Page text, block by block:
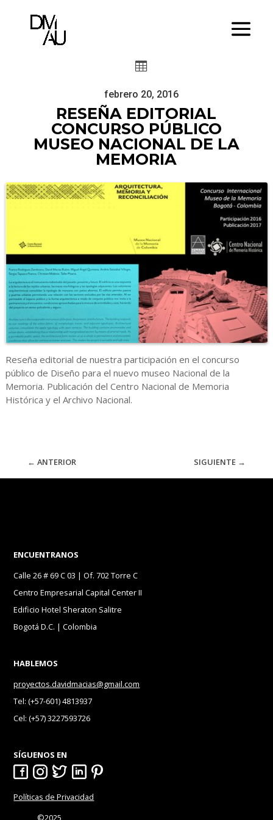

febrero 20, 2016
RESEÑA EDITORIAL
CONCURSO PÚBLICO
MUSEO NACIONAL DE LA
MEMORIA
Reseña editorial de nuestra participación en el concurso
público de Diseño para el nuevo museo Nacional de la
Memoria. Publicación del Centro Nacional de Memoria
Histórica y el Archivo Nacional.
← ANTERIOR SIGUIENTE →
ENCUENTRANOS
Calle 26 # 69 C 03 | Of. 702 Torre C
Centro Empresarial Capital Center II
Edificio Hotel Sheraton Salitre
Bogotá D.C. | Colombia
HABLEMOS
proyectos.davidmacias@gmail.com
Tel: (+57-601) 4813937
Cel: (+57) 3227593726
SÍGUENOS EN
Políticas de Privacidad
©2025